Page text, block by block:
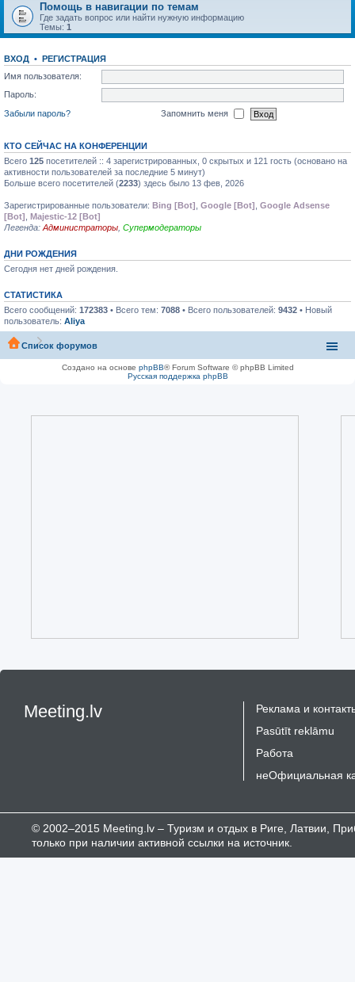
Помощь в навигации по темам
Где задать вопрос или найти нужную информацию
Темы: 1
ВХОД •
РЕГИСТРАЦИЯ
Имя пользователя:
Пароль:
Забыли пароль?
Запомнить меня
КТО СЕЙЧАС НА КОНФЕРЕНЦИИ
Всего 125 посетителей :: 4 зарегистрированных, 0 скрытых и 121 гость (основано на
активности пользователей за последние 5 минут)
Больше всего посетителей (2233) здесь было 13 фев, 2026
Зарегистрированные пользователи: Bing [Bot] Google [Bot]
Google Adsense
[Bot]
Majestic-12 [Bot]
Легенда: Администраторы Супермодераторы
ДНИ РОЖДЕНИЯ
Сегодня нет дней рождения.
СТАТИСТИКА
Всего сообщений: 172383 • Всего тем: 7088 • Всего пользователей: 9432 • Новый
пользователь: Aliya
Список форумов
Создано на основе phpBB® Forum Software © phpBB Limited
Русская поддержка phpBB
Meeting.lv
Реклама и
Pasūtīt reklāmu
Работа
неОфициальная
© 2002–2015 Meeting.lv – Туризм и отдых в Риге, Латвии,
только при наличии активной ссылки на источник.